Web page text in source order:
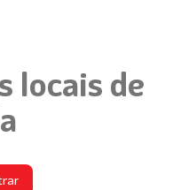
locais de